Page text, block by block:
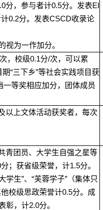
分，参与者计0.5分。发表EI
0.2分。发表CSCD收录论
视为一作加分。
次，校级0.1分/次，可以累
期“三下乡”等社会实践项目获
一等奖相应加分，团体成员
以上文体活动获奖者，每次
青团员、大学生自强之星等
分；获省级荣誉，计1.5分。
学生”、 “芙蓉学子” （集体只
校级思政荣誉计0.5分。成
彰，计2.0分。